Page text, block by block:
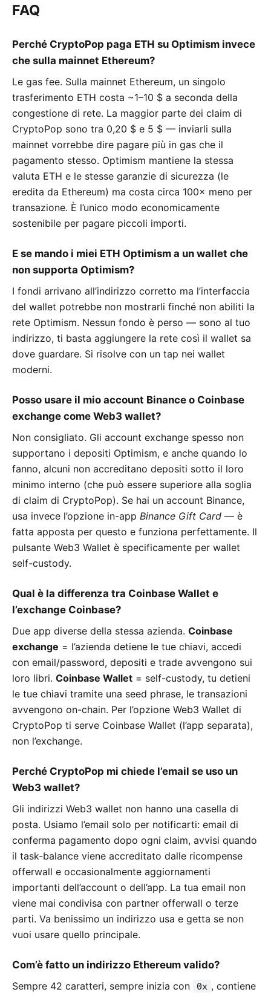
FAQ
Perché CryptoPop paga ETH su Optimism invece
che sulla mainnet Ethereum?
Le gas fee. Sulla mainnet Ethereum, un singolo
trasferimento ETH costa ~1–10 $ a seconda della
congestione di rete. La maggior parte dei claim di
CryptoPop sono tra 0,20 $ e 5 $ — inviarli sulla
mainnet vorrebbe dire pagare più in gas che il
pagamento stesso. Optimism mantiene la stessa
valuta ETH e le stesse garanzie di sicurezza (le
eredita da Ethereum) ma costa circa 100× meno per
transazione. È l’unico modo economicamente
sostenibile per pagare piccoli importi.
E se mando i miei ETH Optimism a un wallet che
non supporta Optimism?
I fondi arrivano all’indirizzo corretto ma l’interfaccia
del wallet potrebbe non mostrarli finché non abiliti la
rete Optimism. Nessun fondo è perso — sono al tuo
indirizzo, ti basta aggiungere la rete così il wallet sa
dove guardare. Si risolve con un tap nei wallet
moderni.
Posso usare il mio account Binance o Coinbase
exchange come Web3 wallet?
Non consigliato. Gli account exchange spesso non
supportano i depositi Optimism, e anche quando lo
fanno, alcuni non accreditano depositi sotto il loro
minimo interno (che può essere superiore alla soglia
di claim di CryptoPop). Se hai un account Binance,
usa invece l’opzione in-app Binance Gift Card — è
fatta apposta per questo e funziona perfettamente. Il
pulsante Web3 Wallet è specificamente per wallet
self-custody.
Qual è la differenza tra Coinbase Wallet e
l’exchange Coinbase?
Due app diverse della stessa azienda. Coinbase
exchange = l’azienda detiene le tue chiavi, accedi
con email/password, depositi e trade avvengono sui
loro libri. Coinbase Wallet = self-custody, tu detieni
le tue chiavi tramite una seed phrase, le transazioni
avvengono on-chain. Per l’opzione Web3 Wallet di
CryptoPop ti serve Coinbase Wallet (l’app separata),
non l’exchange.
Perché CryptoPop mi chiede l’email se uso un
Web3 wallet?
Gli indirizzi Web3 wallet non hanno una casella di
posta. Usiamo l’email solo per notificarti: email di
conferma pagamento dopo ogni claim, avvisi quando
il task-balance viene accreditato dalle ricompense
offerwall e occasionalmente aggiornamenti
importanti dell’account o dell’app. La tua email non
viene mai condivisa con partner offerwall o terze
parti. Va benissimo un indirizzo usa e getta se non
vuoi usare quello principale.
Com’è fatto un indirizzo Ethereum valido?
Sempre 42 caratteri, sempre inizia con
0x , contiene